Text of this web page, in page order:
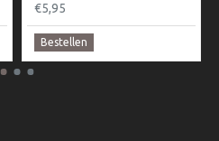
€5,95
Bestellen